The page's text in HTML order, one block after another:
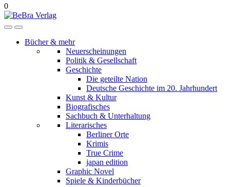
0
Bücher & mehr
Neuerscheinungen
Politik & Gesellschaft
Geschichte
Die geteilte Nation
Deutsche Geschichte im 20. Jahrhundert
Kunst & Kultur
Biografisches
Sachbuch & Unterhaltung
Literarisches
Berliner Orte
Krimis
True Crime
japan edition
Graphic Novel
Spiele & Kinderbücher